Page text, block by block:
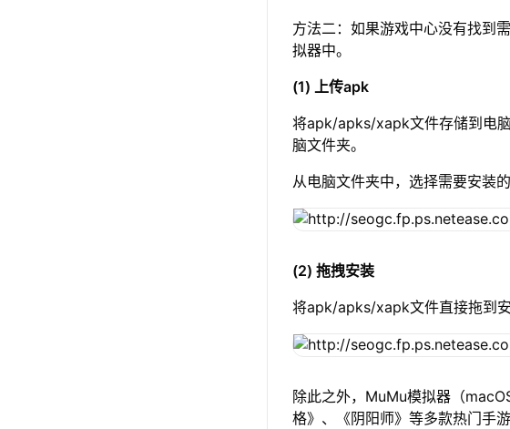
方法二：如果游戏中心没有找到
拟器中。
(1) 上传apk
将apk/apks/xapk文件存储到电
脑文件夹。
从电脑文件夹中，选择需要安装
(2) 拖拽安装
将apk/apks/xapk文件直接拖到
除此之外，MuMu模拟器（
格》、《阴阳师》等多款热门手